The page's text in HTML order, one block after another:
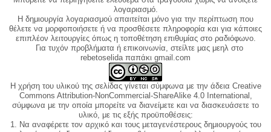
λογαριασμό.
Η δημιουργία λογαριασμού απαιτείται μόνο για την περίπτωση που
θέλετε να μορφοποιήσετε ή να προσθέσετε πληροφορία και για κάποιες
επιπλέον λειτουργίες όπως η τοποθέτηση επιθυμίας στο ραδιόφωνο.
Για τυχόν προβλήματα ή επικοινωνία, στείλτε μας μεηλ στο
rebetoselida παπάκι gmail.com
Η χρήση του υλικού της σελίδας γίνεται σύμφωνα με την άδεια Creative
Commons Attribution-NonCommercial-ShareAlike 4.0 International,
σύμφωνα με την οποία μπορείτε να διανείμετε και να διασκευάσετε το
υλικό, με τις εξής προϋποθέσεις:
1. Να αναφέρετε τον αρχικό και τους μεταγενέστερους δημιουργούς του